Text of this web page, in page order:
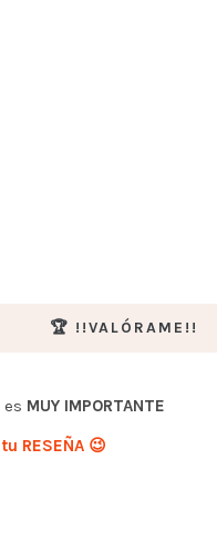
🏆 !!VALÓRAME!!
es MUY IMPORTANTE
RESEÑA 😉